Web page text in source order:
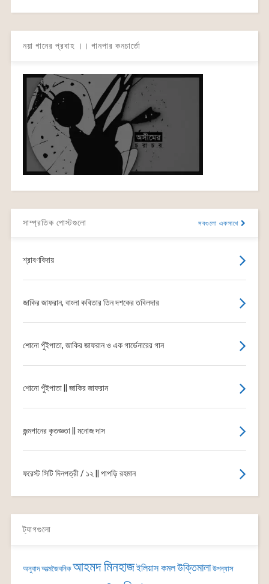
নয়া গানের প্রবাহ ।। গানপার কনচার্তো
সাম্প্রতিক পোস্টগুলো সবগুলো একসাথে
শ্রাবণবিদায়
জাকির জাফরান, বাংলা কবিতার তিন দশকের তবিলদার
শোনো পুঁইপাতা, জাকির জাফরান ও এক গার্ডেনারের গান
শোনো পুঁইপাতা || জাকির জাফরান
জন্মগানের কৃতজ্ঞতা || মনোজ দাস
ফরেস্ট সিটি দিনপত্রী / ১২ || পাপড়ি রহমান
ট্যাগগুলো
অনুবাদ আত্মজৈবনিক আহমদ মিনহাজইলিয়াস কমলউক্তিমালা উপন্যাস